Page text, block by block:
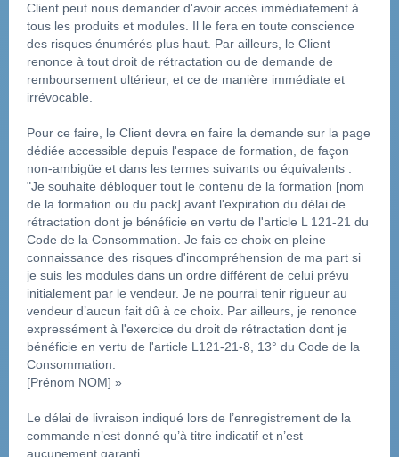
Client peut nous demander d'avoir accès immédiatement à
tous les produits et modules. Il le fera en toute conscience
des risques énumérés plus haut. Par ailleurs, le Client
renonce à tout droit de rétractation ou de demande de
remboursement ultérieur, et ce de manière immédiate et
irrévocable.
Pour ce faire, le Client devra en faire la demande sur la page
dédiée accessible depuis l'espace de formation, de façon
non-ambigüe et dans les termes suivants ou équivalents :
"Je souhaite débloquer tout le contenu de la formation [nom
de la formation ou du pack] avant l'expiration du délai de
rétractation dont je bénéficie en vertu de l'article L 121-21 du
Code de la Consommation. Je fais ce choix en pleine
connaissance des risques d'incompréhension de ma part si
je suis les modules dans un ordre différent de celui prévu
initialement par le vendeur. Je ne pourrai tenir rigueur au
vendeur d’aucun fait dû à ce choix. Par ailleurs, je renonce
expressément à l'exercice du droit de rétractation dont je
bénéficie en vertu de l'article L121-21-8, 13° du Code de la
Consommation.
[Prénom NOM] »
Le délai de livraison indiqué lors de l’enregistrement de la
commande n’est donné qu’à titre indicatif et n’est
aucunement garanti.